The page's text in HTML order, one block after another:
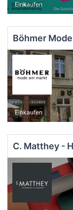
Einkaufen
Einkaufen